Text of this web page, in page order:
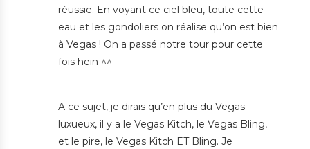
réussie. En voyant ce ciel bleu, toute cette
eau et les gondoliers on réalise qu’on est bien
à Vegas ! On a passé notre tour pour cette
fois hein ^^
A ce sujet, je dirais qu’en plus du Vegas
luxueux, il y a le Vegas Kitch, le Vegas Bling,
et le pire, le Vegas Kitch ET Bling. Je